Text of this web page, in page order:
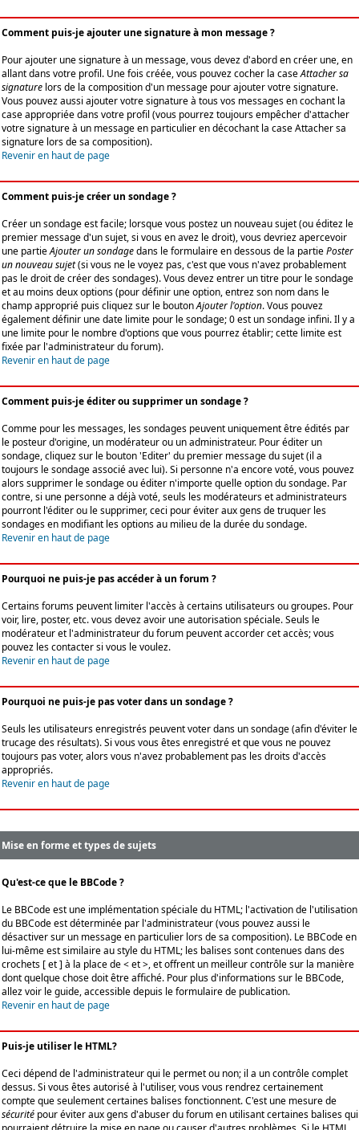
Comment puis-je ajouter une signature à mon message ?
Pour ajouter une signature à un message, vous devez d'abord en créer une, en
allant dans votre profil. Une fois créée, vous pouvez cocher la caseAttacher sa
signature lors de la composition d'un message pour ajouter votre signature.
Vous pouvez aussi ajouter votre signature à tous vos messages en cochant la
case appropriée dans votre profil (vous pourrez toujours empêcher d'attacher
votre signature à un message en particulier en décochant la case Attacher sa
signature lors de sa composition).
Revenir en haut de page
Comment puis-je créer un sondage ?
Créer un sondage est facile; lorsque vous postez un nouveau sujet (ou éditez le
premier message d'un sujet, si vous en avez le droit), vous devriez apercevoir
une partieAjouter un sondagedans le formulaire en dessous de la partiePoster
un nouveau sujet(si vous ne le voyez pas, c'est que vous n'avez probablement
pas le droit de créer des sondages). Vous devez entrer un titre pour le sondage
et au moins deux options (pour définir une option, entrez son nom dans le
champ approprié puis cliquez sur le boutonAjouter l'option. Vous pouvez
également définir une date limite pour le sondage; 0 est un sondage infini. Il y a
une limite pour le nombre d'options que vous pourrez établir; cette limite est
fixée par l'administrateur du forum).
Revenir en haut de page
Comment puis-je éditer ou supprimer un sondage ?
Comme pour les messages, les sondages peuvent uniquement être édités par
le posteur d'origine, un modérateur ou un administrateur. Pour éditer un
sondage, cliquez sur le bouton 'Editer' du premier message du sujet (il a
toujours le sondage associé avec lui). Si personne n'a encore voté, vous pouvez
alors supprimer le sondage ou éditer n'importe quelle option du sondage. Par
contre, si une personne a déjà voté, seuls les modérateurs et administrateurs
pourront l'éditer ou le supprimer, ceci pour éviter aux gens de truquer les
sondages en modifiant les options au milieu de la durée du sondage.
Revenir en haut de page
Pourquoi ne puis-je pas accéder à un forum ?
Certains forums peuvent limiter l'accès à certains utilisateurs ou groupes. Pour
voir, lire, poster, etc. vous devez avoir une autorisation spéciale. Seuls le
modérateur et l'administrateur du forum peuvent accorder cet accès; vous
pouvez les contacter si vous le voulez.
Revenir en haut de page
Pourquoi ne puis-je pas voter dans un sondage ?
Seuls les utilisateurs enregistrés peuvent voter dans un sondage (afin d'éviter le
trucage des résultats). Si vous vous êtes enregistré et que vous ne pouvez
toujours pas voter, alors vous n'avez probablement pas les droits d'accès
appropriés.
Revenir en haut de page
Mise en forme et types de sujets
Qu'est-ce que le BBCode ?
Le BBCode est une implémentation spéciale du HTML; l'activation de l'utilisation
du BBCode est déterminée par l'administrateur (vous pouvez aussi le
désactiver sur un message en particulier lors de sa composition). Le BBCode en
lui-même est similaire au style du HTML; les balises sont contenues dans des
crochets [ et ] à la place de < et >, et offrent un meilleur contrôle sur la manière
dont quelque chose doit être affiché. Pour plus d'informations sur le BBCode,
allez voir le guide, accessible depuis le formulaire de publication.
Revenir en haut de page
Puis-je utiliser le HTML?
Ceci dépend de l'administrateur qui le permet ou non; il a un contrôle complet
dessus. Si vous êtes autorisé à l'utiliser, vous vous rendrez certainement
compte que seulement certaines balises fonctionnent. C'est une mesure de
sécurité pour éviter aux gens d'abuser du forum en utilisant certaines balises qui